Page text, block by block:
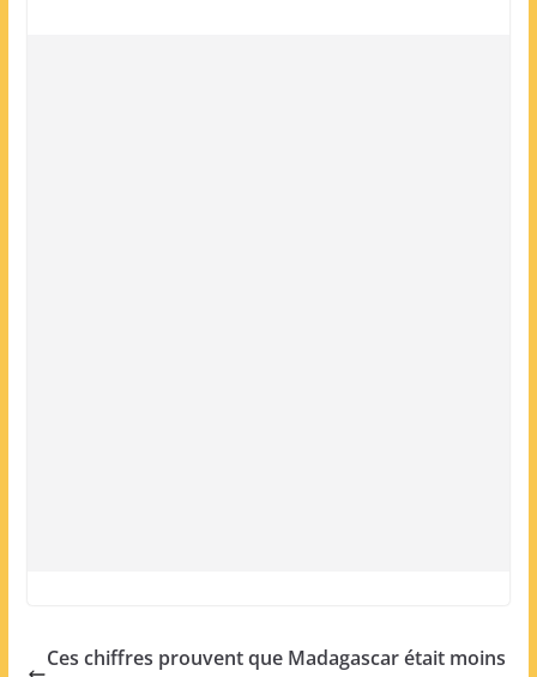
Ces chiffres prouvent que Madagascar était moins